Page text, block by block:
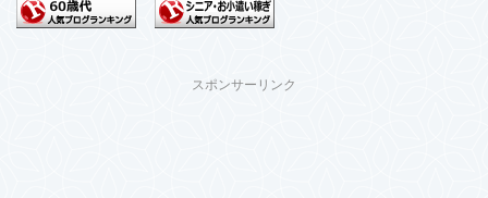
スポンサーリンク